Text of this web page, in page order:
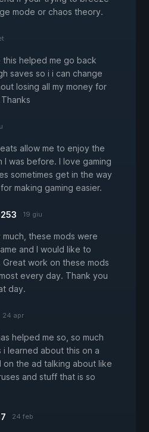
mode or chaos theory.
this helped me go back
saves so i i can change
losing all my money for
allow me to enjoy the
I was before. I love gaming
sometimes get in the way
making gaming easier.
19 giu
these mods were
and I would like to
work on these mods
every day. Thank you
day.
24 apr
helped me so, so much
i learned about this on a
on the ad talking about like
and stuff that is so
24 feb